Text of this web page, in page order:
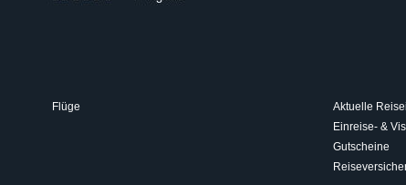
Flüge
Aktuelle
Einreise- &
Gutscheine